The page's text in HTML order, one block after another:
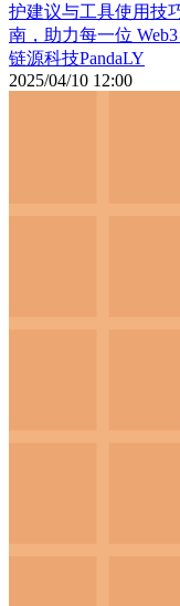
护建议与工具使用技
南，助力每一位
链源科技PandaLY
2025/04/10 12:00